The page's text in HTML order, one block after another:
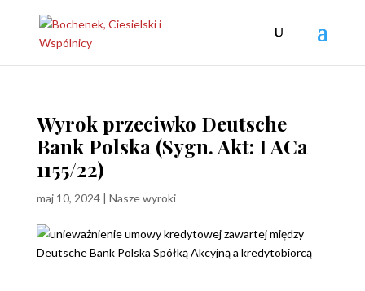
Wyrok przeciwko Deutsche
Bank Polska (Sygn. Akt: I ACa
1155/22)
maj 10, 2024| Nasze wyroki